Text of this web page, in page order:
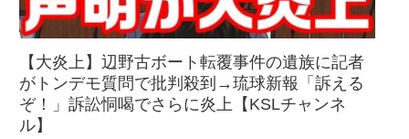
【大炎上】辺野古ボート転覆事件の遺族に記者
がトンデモ質問で批判殺到→琉球新報「訴える
ぞ！」訴訟恫喝でさらに炎上【KSLチャンネ
ル】